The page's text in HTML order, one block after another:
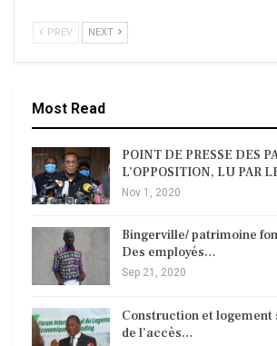
PREV NEXT
Most Read
POINT DE PRESSE DES
L’OPPOSITION, LU PAR
Nov 1, 2020
Bingerville/ patrimoine
Des employés…
Sep 21, 2020
Construction et logement
de l’accès…